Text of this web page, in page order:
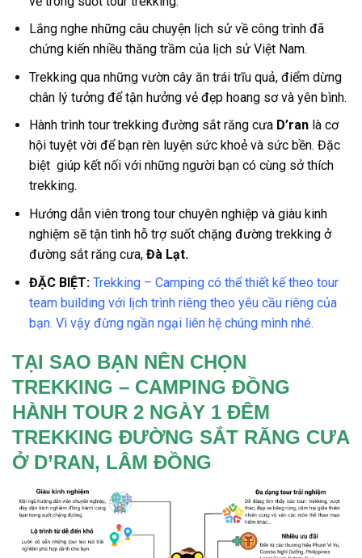
Lắng nghe những câu chuyện lịch sử về công trình đã
chứng kiến nhiều thăng trầm của lịch sử Việt Nam.
Trekking qua những vườn cây ăn trái trĩu quả, điểm dừng
chân lý tưởng để tận hưởng vẻ đẹp hoang sơ và yên bình.
Hành trình tour trekking đường sắt răng cưa D’ran là cơ
hội tuyệt vời để bạn rèn luyện sức khoẻ và sức bền. Đặc
biệt giúp kết nối với những người bạn có cùng sở thích
trekking.
Hướng dẫn viên trong tour chuyên nghiệp và giàu kinh
nghiệm sẽ tận tình hỗ trợ suốt chặng đường trekking ở
đường sắt răng cưa,Đà Lạt.
ĐẶC BIỆT: Trekking – Camping có thể thiết kế theo tour
team building với lịch trình riêng theo yêu cầu riêng của
bạn. Vì vậy đừng ngần ngại liên hệ chúng mình nhé.
TẠI SAO BẠN NÊN CHỌN
TREKKING – CAMPING ĐỒNG
HÀNH TOUR 2 NGÀY 1 ĐÊM
TREKKING ĐƯỜNG SẮT RĂNG CƯA
Ở D’RAN, LÂM ĐỒNG